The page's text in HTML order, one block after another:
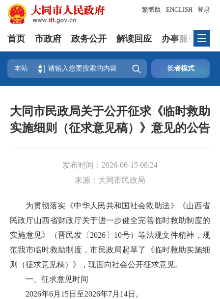
登录
繁體版 ENGLISH
首页 市政府 政务公开 解读回应 办事服务
本站  长者模式
大同市民政局关于公开征求《临时救助
实施细则（征求意见稿）》意见的公告
发布时间： 2026-06-15 08:24
来源： 大同市民政局
为贯彻落实《中华人民共和国社会救助法》《山西省
民政厅山西省财政厅关于进一步健全完善临时救助制度的
实施意见》（晋民发〔2026〕10号）等法规文件精神，规
范我市临时救助制度，市民政局起草了《临时救助实施细
则（征求意见稿）》，现面向社会公开征求意见。
一、征求意见时间
2026年6月15日至2026年7月14日。